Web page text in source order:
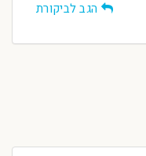
הגב לביקורת